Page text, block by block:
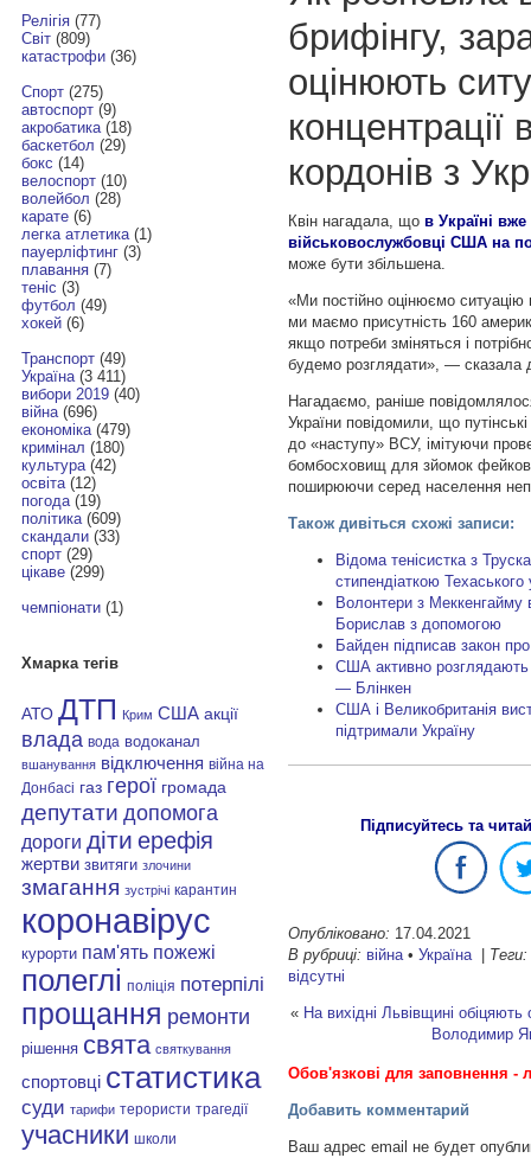
Релігія(77)
Світ(809)
катастрофи(36)
Спорт(275)
автоспорт(9)
акробатика(18)
баскетбол (29)
бокс (14)
велоспорт(10)
волейбол (28)
карате(6)
легка атлетика(1)
пауерліфтинг(3)
плавання(7)
теніс (3)
футбол (49)
хокей(6)
Транспорт(49)
Україна(3 411)
вибори 2019(40)
війна(696)
економіка(479)
кримінал (180)
культура(42)
освіта(12)
погода(19)
політика(609)
скандали(33)
спорт(29)
цікаве(299)
чемпіонати(1)
Хмарка тегів
АТО ДТП Крим США акції
влада вода водоканал
вшанування відключення війна на
Донбасі газ герої громада
депутати допомога
дороги діти ерефія
жертви звитяги злочини
змагання зустрічі карантин
коронавірус
курорти пам'ять пожежі
полеглі поліція потерпілі
прощання ремонти
рішення свята святкування
спортовці статистика
суди тарифи терористи трагедії
учасники школи
брифінгу,
оцінюють
концентрації
кордонів з
Квін нагадала, що в Україні
військовослужбовці США на
може бути збільшена.
«Ми постійно оцінюємо ситуацію
ми маємо присутність 160
якщо потреби зміняться і
будемо розглядати», — сказала
Нагадаємо, раніше
України повідомили, що
до «наступу» ВСУ, імітуючи
бомбосховищ для зйомок
поширюючи серед населення
Також дивіться схожі записи:
Відома тенісистка з
стипендіаткою Техаського
Волонтери з
Борислав з допомогою
Байден підписав закон
США активно
— Блінкен
США і Великобританія
підтримали Україну
Підписуйтесь та
Опубліковано: 17.04.2021
В рубриці: війна• Україна| Теги:
відсутні
« На вихідні Львівщині
Володимир
Обов'язкові для заповнення -
Добавить комментарий
Ваш адрес email не будет